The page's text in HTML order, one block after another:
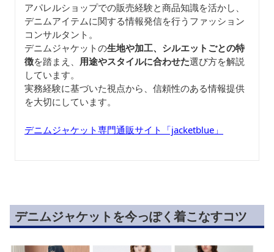
アパレルショップでの販売経験と商品知識を活かし、
デニムアイテムに関する情報発信を行うファッション
コンサルタント。
デニムジャケットの生地や加工、シルエットごとの特
徴を踏まえ、 用途やスタイルに合わせた選び方を解説
しています。
実務経験に基づいた視点から、信頼性のある情報提供
を大切にしています。
デニムジャケット専門通販サイト「jacketblue」
デニムジャケットを今っぽく着こなすコツ